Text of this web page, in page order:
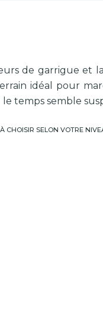
de garrigue et
idéal pour
temps semble
CHOISIR SELON VOTRE